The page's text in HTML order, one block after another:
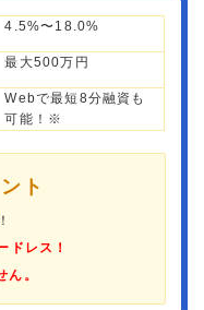
4.5%〜18.0%
最大500万円
Webで最短8分融資も
可能！※
ト
！
ドレス！
ん。